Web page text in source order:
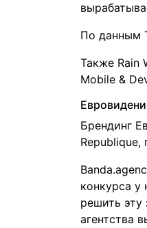
По данным
Также Rain
Mobile &
Брендинг
Republique,
конкурса у
решить эту
агентства